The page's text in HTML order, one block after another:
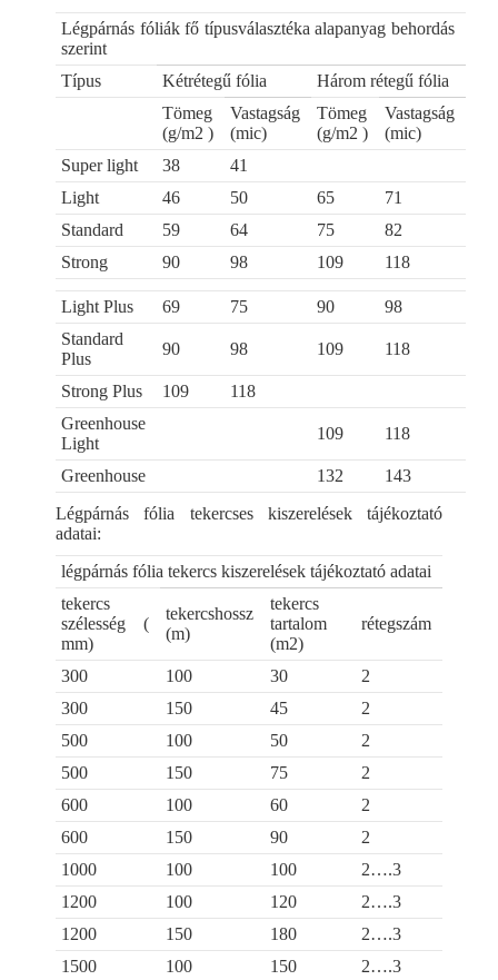
Légpárnás fóliák fő típusválasztéka alapanyag behordás
szerint
Típus
Kétrétegű fólia
Három rétegű fólia
Tömeg
(g/m2 )
Vastagság
(mic)
Tömeg
(g/m2 )
Vastagság
(mic)
Super light
38
41
Light
46 50 65
71
Standard
59 64 75
82
Strong
90 98 109 118
Light Plus 69 75 90
98
Standard
Plus
90 98 109 118
Strong Plus 109
118
Greenhouse
Light
109 118
Greenhouse 132
143
Légpárnás fólia tekercses kiszerelések tájékoztató
adatai:
légpárnás fólia tekercs kiszerelések tájékoztató adatai
tekercs
szélesség (
mm)
tekercshossz
(m)
tekercs
tartalom
(m2)
rétegszám
300 100 30
2
300
150 45
2
500
100 50
2
500
150 75
2
600
100 60
2
600
150 90
2
1000
100 100
2….3
1200
100 120
2….3
1200
150 180
2….3
1500
100 150
2….3